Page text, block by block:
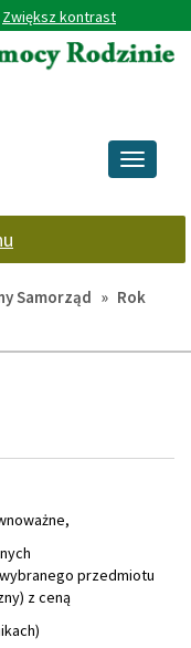
Zwiększ kontrast
Przełącz
Samorząd » Rok
przedmiotu
z ceną